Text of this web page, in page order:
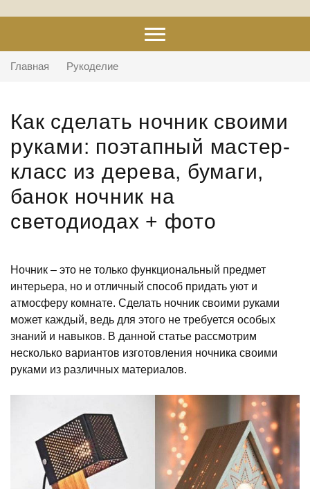
Главная Рукоделие
Как сделать ночник своими
руками: поэтапный мастер-
класс из дерева, бумаги,
банок ночник на
светодиодах + фото
Ночник – это не только функциональный предмет
интерьера, но и отличный способ придать уют и
атмосферу комнате. Сделать ночник своими руками
может каждый, ведь для этого не требуется особых
знаний и навыков. В данной статье рассмотрим
несколько вариантов изготовления ночника своими
руками из различных материалов.